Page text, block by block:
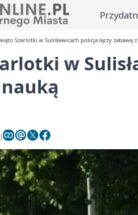
Szarlotki w Sulisławicach policja łączy zabawę
w